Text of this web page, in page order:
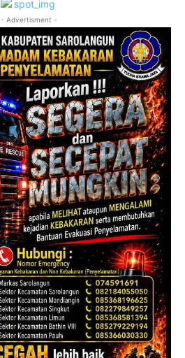
- Advertisment -